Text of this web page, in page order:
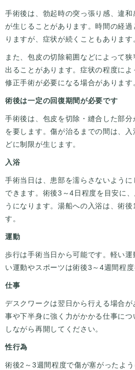
手術後は、勃起時の突っ張り感、違
が生じることがあります。時間の経
りますが、症状が続くこともあります
また、包皮の切除範囲などによって
出ることがあります。症状の程度によ
修正手術が必要になる場合があります
術後は一定の回復期間が必要です
手術後は、包皮を切除・縫合した部
を要します。傷が治るまでの間は、
どに制限が生じます。
入浴
手術当日は、患部を濡らさないよう
できます。術後3～4日程度を目安に
うになります。湯船への入浴は、術
す。
運動
歩行は手術当日から可能です。軽い
い運動やスポーツは術後3～4週間程度
仕事
デスクワークは翌日から行える場合
事や下半身に強く力がかかる仕事に
しながら再開してください。
性行為
術後2～3週間程度で傷が塞がったよ